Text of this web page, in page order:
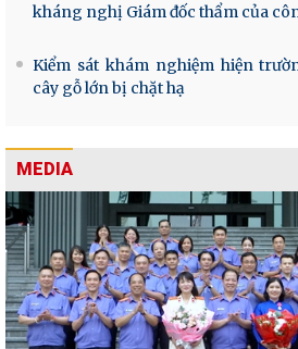
kháng nghị Giám đốc thẩm của
Kiểm sát khám nghiệm hiện
cây gỗ lớn bị chặt hạ
MEDIA